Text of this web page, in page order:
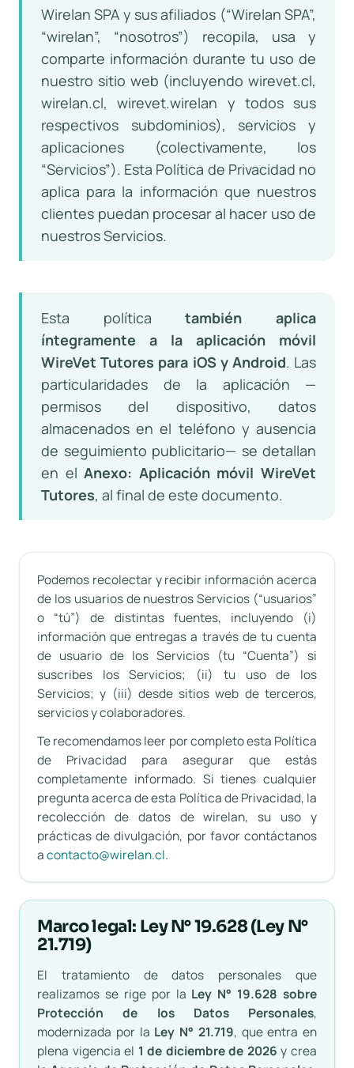
Wirelan SPA y sus afiliados (“Wirelan SPA”,
“wirelan”, “nosotros”) recopila, usa y
comparte información durante tu uso de
nuestro sitio web (incluyendo wirevet.cl,
wirelan.cl, wirevet.wirelan y todos sus
respectivos subdominios), servicios y
aplicaciones (colectivamente, los
“Servicios”). Esta Política de Privacidad no
aplica para la información que nuestros
clientes puedan procesar al hacer uso de
nuestros Servicios.
Esta políticatambién aplica
íntegramente a la aplicación móvil
WireVet Tutores para iOS y Android. Las
particularidades de la aplicación —
permisos del dispositivo, datos
almacenados en el teléfono y ausencia
de seguimiento publicitario— se detallan
en elAnexo: Aplicación móvil WireVet
Tutores, al final de este documento.
Podemos recolectar y recibir información acerca
de los usuarios de nuestros Servicios (“usuarios”
o “tú”) de distintas fuentes, incluyendo (i)
información que entregas a través de tu cuenta
de usuario de los Servicios (tu “Cuenta”) si
suscribes los Servicios; (ii) tu uso de los
Servicios; y (iii) desde sitios web de terceros,
servicios y colaboradores.
Te recomendamos leer por completo esta Política
de Privacidad para asegurar que estás
completamente informado. Si tienes cualquier
pregunta acerca de esta Política de Privacidad, la
recolección de datos de wirelan, su uso y
prácticas de divulgación, por favor contáctanos
acontacto@wirelan.cl.
Marco legal: Ley N° 19.628 (Ley N°
21.719)
El tratamiento de datos personales que
realizamos se rige por la Ley N° 19.628 sobre
Protección de los Datos Personales,
modernizada por la Ley N° 21.719, que entra en
plena vigencia el 1 de diciembre de 2026 y crea